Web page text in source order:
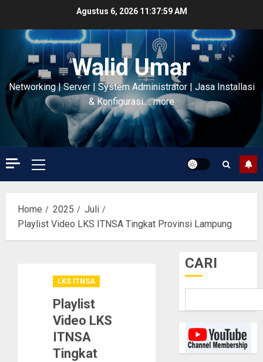
content
Agustus 6, 2026 11:38:00 AM
Walid Umar
Networking | Server | System Administrator | Jasa Installasi
& Konfigurasi…. more
Primary
Menu
Home 2025
Juli
Playlist Video LKS ITNSA Tingkat Provinsi Lampung
LKS ITNSA
Playlist
Video LKS
ITNSA
Tingkat
CARI